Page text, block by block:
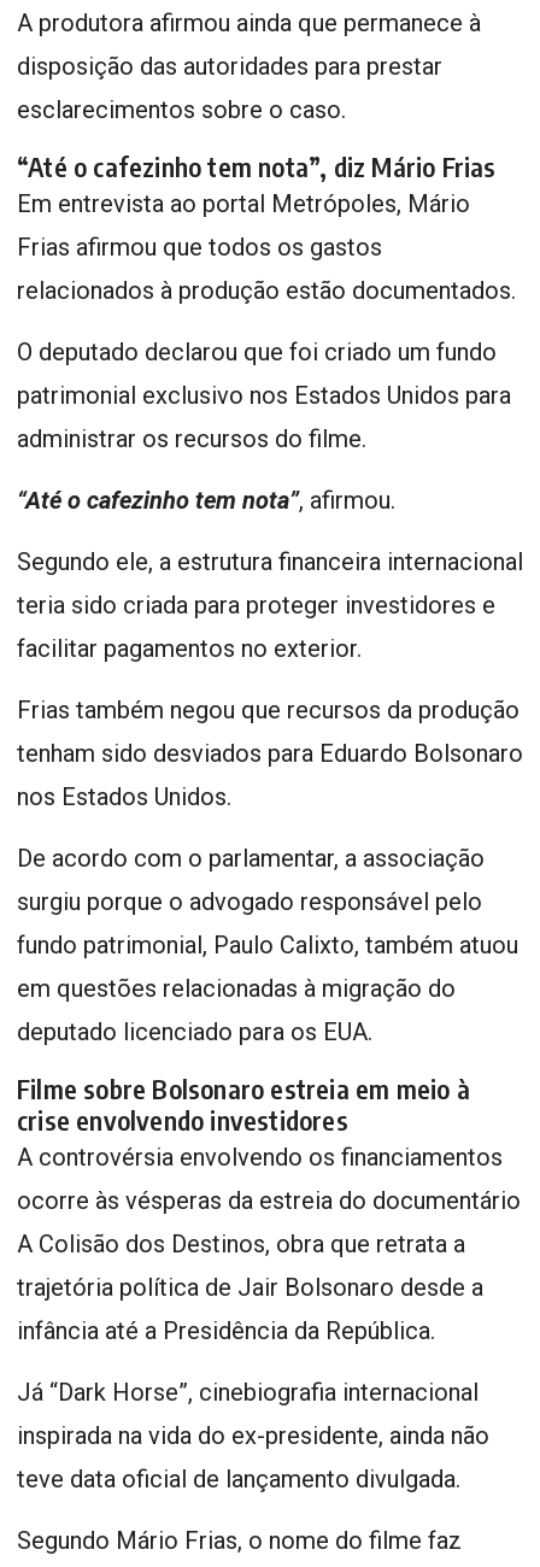
A produtora afirmou ainda que permanece à
disposição das autoridades para prestar
esclarecimentos sobre o caso.
“Até o cafezinho tem nota”, diz Mário Frias
Em entrevista ao portal Metrópoles, Mário
Frias afirmou que todos os gastos
relacionados à produção estão documentados.
O deputado declarou que foi criado um fundo
patrimonial exclusivo nos Estados Unidos para
administrar os recursos do filme.
“Até o cafezinho tem nota”, afirmou.
Segundo ele, a estrutura financeira internacional
teria sido criada para proteger investidores e
facilitar pagamentos no exterior.
Frias também negou que recursos da produção
tenham sido desviados para Eduardo Bolsonaro
nos Estados Unidos.
De acordo com o parlamentar, a associação
surgiu porque o advogado responsável pelo
fundo patrimonial, Paulo Calixto, também atuou
em questões relacionadas à migração do
deputado licenciado para os EUA.
Filme sobre Bolsonaro estreia em meio à
crise envolvendo investidores
A controvérsia envolvendo os financiamentos
ocorre às vésperas da estreia do documentário
A Colisão dos Destinos, obra que retrata a
trajetória política de Jair Bolsonaro desde a
infância até a Presidência da República.
Já “Dark Horse”, cinebiografia internacional
inspirada na vida do ex-presidente, ainda não
teve data oficial de lançamento divulgada.
Segundo Mário Frias, o nome do filme faz